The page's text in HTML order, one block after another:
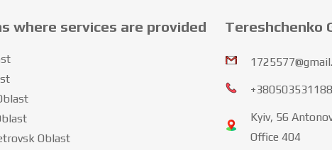
where services are provided
Oblast
Tereshchenko
+380503531188
Kyiv, 56
Office 404